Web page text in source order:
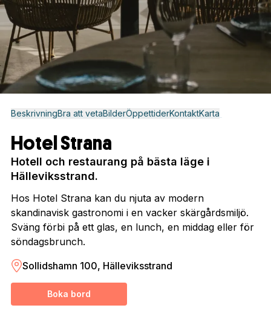
BeskrivningBra att vetaBilderÖppettiderKontaktKarta
Hotel Strana
Hotell och restaurang på bästa läge i
Hälleviksstrand.
Hos Hotel Strana kan du njuta av modern
skandinavisk gastronomi i en vacker skärgårdsmiljö.
Sväng förbi på ett glas, en lunch, en middag eller för
söndagsbrunch.
Sollidshamn 100, Hälleviksstrand
Boka bord